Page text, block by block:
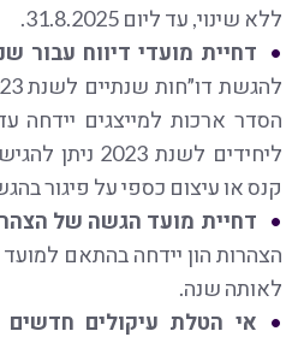
ללא שינוי, עד ליום 31.8.2025.
דחיית מועדי דיווח עבור שנת
קנס או עיצום כספי על פיגור
דחיית מועד הגשה של
הצהרות הון יידחה בהתאם
לאותה שנה.
אי הטלת עיקולים חדשים